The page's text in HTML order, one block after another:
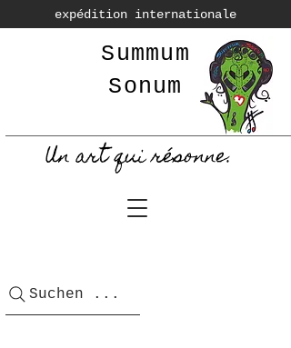
expédition internationale
Un art qui résonne.
Summum
Sonum
Suchen ...